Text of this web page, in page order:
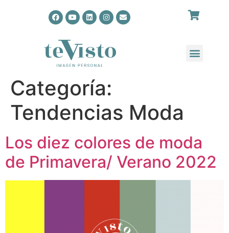
Categoría:
Tendencias Moda
Los diez colores de moda
de Primavera/ Verano 2022